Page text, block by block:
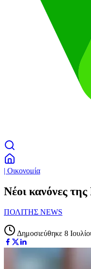
| Οικονομία
Νέοι κανόνες
ΠΟΛΙΤΗΣ NEWS
Δημοσιεύθηκε 8